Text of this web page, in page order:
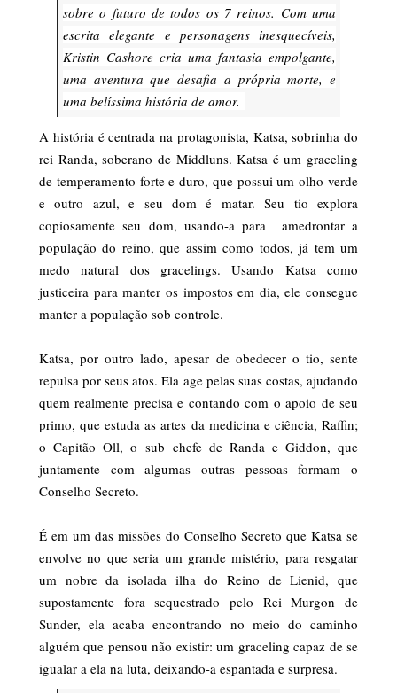
sobre o futuro de todos os 7 reinos. Com uma
escrita elegante e personagens inesquecíveis,
Kristin Cashore cria uma fantasia empolgante,
uma aventura que desafia a própria morte, e
uma belíssima história de amor.
A história é centrada na protagonista, Katsa, sobrinha do
rei Randa, soberano de Middluns. Katsa é um graceling
de temperamento forte e duro, que possui um olho verde
e outro azul, e seu dom é matar. Seu tio explora
copiosamente seu dom, usando-a para amedrontar a
população do reino, que assim como todos, já tem um
medo natural dos gracelings. Usando Katsa como
justiceira para manter os impostos em dia, ele consegue
manter a população sob controle.
Katsa, por outro lado, apesar de obedecer o tio, sente
repulsa por seus atos. Ela age pelas suas costas, ajudando
quem realmente precisa e contando com o apoio de seu
primo, que estuda as artes da medicina e ciência, Raffin;
o Capitão Oll, o sub chefe de Randa e Giddon, que
juntamente com algumas outras pessoas formam o
Conselho Secreto.
É em um das missões do Conselho Secreto que Katsa se
envolve no que seria um grande mistério, para resgatar
um nobre da isolada ilha do Reino de Lienid, que
supostamente fora sequestrado pelo Rei Murgon de
Sunder, ela acaba encontrando no meio do caminho
alguém que pensou não existir: um graceling capaz de se
igualar a ela na luta, deixando-a espantada e surpresa.